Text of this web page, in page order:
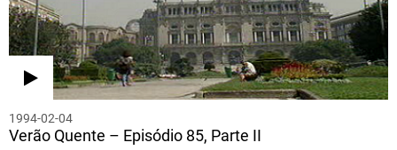
1994-02-04
Verão Quente – Episódio 85, Parte II